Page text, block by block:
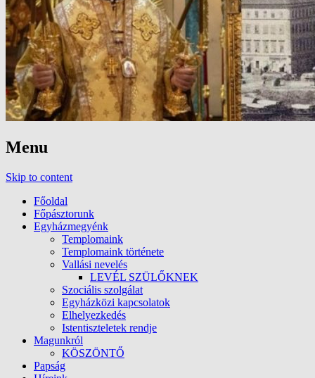
Menu
Skip to content
Főoldal
Főpásztorunk
Egyházmegyénk
Templomaink
Templomaink története
Vallási nevelés
LEVÉL SZÜLŐKNEK
Szociális szolgálat
Egyházközi kapcsolatok
Elhelyezkedés
Istentiszteletek rendje
Magunkról
KÖSZÖNTŐ
Papság